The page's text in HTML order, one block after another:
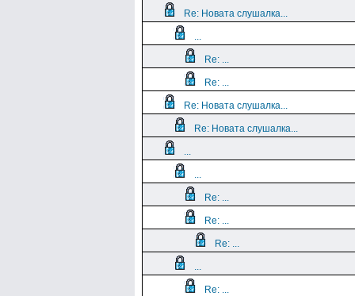
Re: Новата слушалка...
...
Re: ...
Re: ...
Re: Новата слушалка...
Re: Новата слушалка...
...
...
Re: ...
Re: ...
Re: ...
...
Re: ...